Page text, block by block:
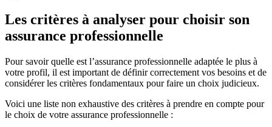
Les critères à analyser pour choisir son
assurance professionnelle
Pour savoir quelle est l’assurance professionnelle adaptée le plus à
votre profil, il est important de définir correctement vos besoins et de
considérer les critères fondamentaux pour faire un choix judicieux.
Voici une liste non exhaustive des critères à prendre en compte pour
le choix de votre assurance professionnelle :